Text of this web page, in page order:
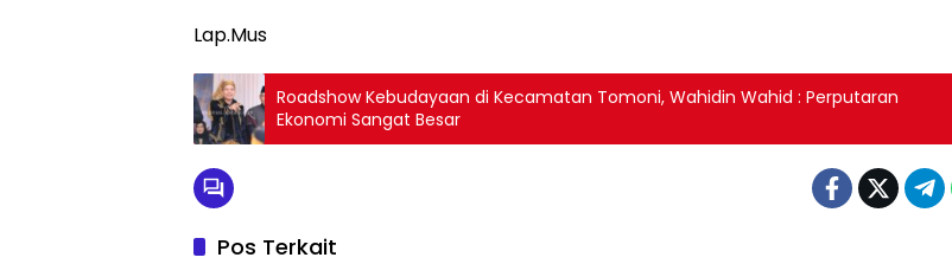
Lap.Mus
Roadshow Kebudayaan di Kecamatan Tomoni, Wahidin Wahid : Perputaran
Ekonomi Sangat Besar
Pos Terkait